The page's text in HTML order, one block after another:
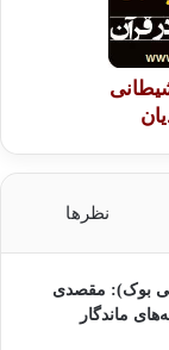
نظرها
بوک): مقصدی
ماندگار